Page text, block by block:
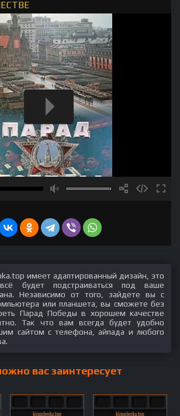
имеет адаптированный дизайн, это
будет подстраиваться под ваше
Независимо от того, зайдете вы с
или планшета, вы сможете без
Парад Победы в хорошем качестве
Так что вам всегда будет удобно
сайтом с телефона, айпада и любого
вас заинтересует